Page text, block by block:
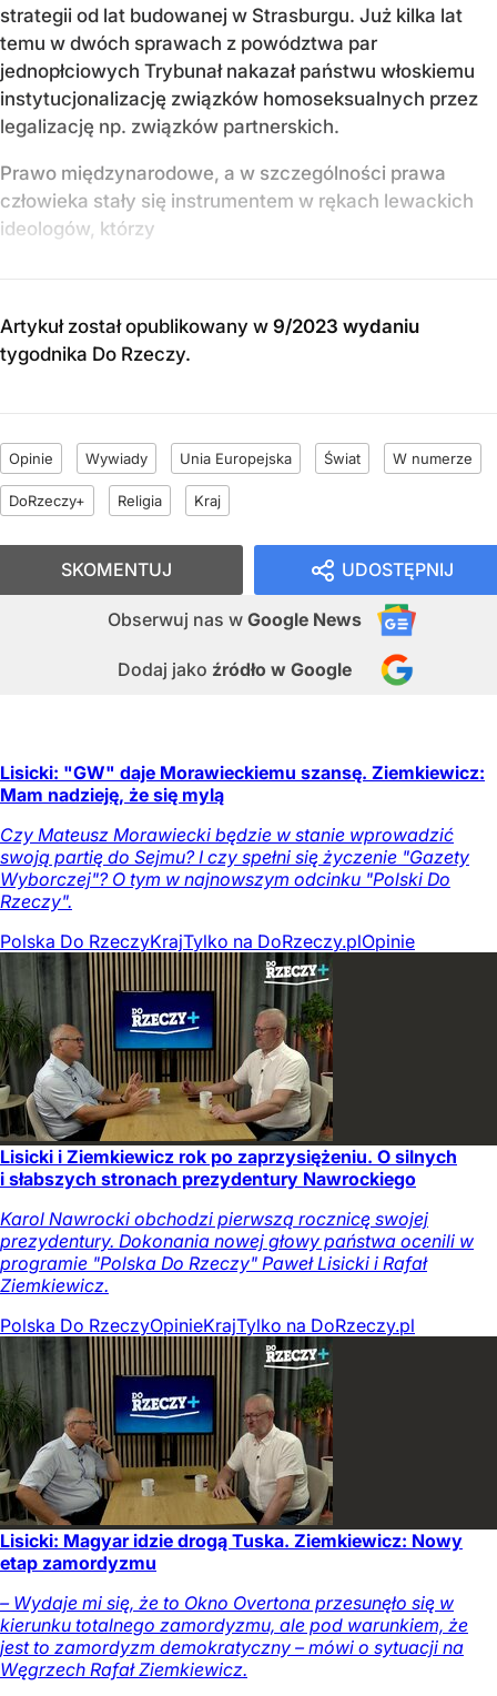
strategii od lat budowanej w Strasburgu. Już kilka lat
temu w dwóch sprawach z powództwa par
jednopłciowych Trybunał nakazał państwu włoskiemu
instytucjonalizację związków homoseksualnych przez
legalizację np. związków partnerskich.
Prawo międzynarodowe, a w szczególności prawa
człowieka stały się instrumentem w rękach lewackich
ideologów, którzy
Artykuł został opublikowany w 9/2023 wydaniu
tygodnika Do Rzeczy.
Opinie Wywiady Unia Europejska Świat W numerze
DoRzeczy+ Religia Kraj
UDOSTĘPNIJ
Obserwuj nas w Google News
Dodaj jako źródło w Google
SKOMENTUJ
Lisicki: "GW" daje Morawieckiemu szansę. Ziemkiewicz:
Mam nadzieję, że się mylą
Czy Mateusz Morawiecki będzie w stanie wprowadzić
swoją partię do Sejmu? I czy spełni się życzenie "Gazety
Wyborczej"? O tym w najnowszym odcinku "Polski Do
Rzeczy".
Polska Do RzeczyKrajTylko na DoRzeczy.plOpinie
Lisicki i Ziemkiewicz rok po zaprzysiężeniu. O silnych
i słabszych stronach prezydentury Nawrockiego
Karol Nawrocki obchodzi pierwszą rocznicę swojej
prezydentury. Dokonania nowej głowy państwa ocenili w
programie "Polska Do Rzeczy" Paweł Lisicki i Rafał
Ziemkiewicz.
Polska Do RzeczyOpinieKrajTylko na DoRzeczy.pl
Lisicki: Magyar idzie drogą Tuska. Ziemkiewicz: Nowy
etap zamordyzmu
– Wydaje mi się, że to Okno Overtona przesunęło się w
kierunku totalnego zamordyzmu, ale pod warunkiem, że
jest to zamordyzm demokratyczny – mówi o sytuacji na
Węgrzech Rafał Ziemkiewicz.